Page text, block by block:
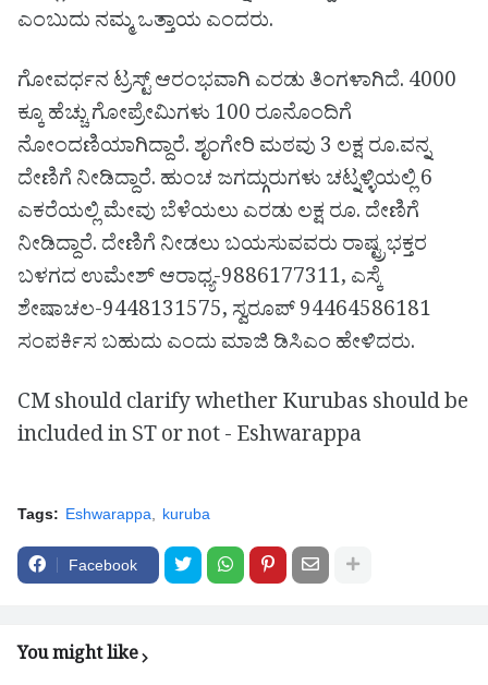
ಎಂಬುದು ನಮ್ಮ ಒತ್ತಾಯ ಎಂದರು.
ಗೋವರ್ಧನ ಟ್ರಸ್ಟ್ ಆರಂಭವಾಗಿ ಎರಡು ತಿಂಗಳಾಗಿದೆ. 4000
ಕ್ಕೂ ಹೆಚ್ಚು ಗೋಪ್ರೇಮಿಗಳು 100 ರೂನೊಂದಿಗೆ
ನೋಂದಣಿಯಾಗಿದ್ದಾರೆ. ಶೃಂಗೇರಿ ಮಠವು 3 ಲಕ್ಷ ರೂ.ವನ್ನ
ದೇಣಿಗೆ ನೀಡಿದ್ದಾರೆ. ಹುಂಚ ಜಗದ್ಗುರುಗಳು ಚಟ್ನಳ್ಳಿಯಲ್ಲಿ 6
ಎಕರೆಯಲ್ಲಿ ಮೇವು ಬೆಳೆಯಲು ಎರಡು ಲಕ್ಷ ರೂ. ದೇಣಿಗೆ
ನೀಡಿದ್ದಾರೆ. ದೇಣಿಗೆ ನೀಡಲು ಬಯಸುವವರು ರಾಷ್ಟ್ರಭಕ್ತರ
ಬಳಗದ ಉಮೇಶ್ ಆರಾಧ್ಯ-9886177311, ಎಸ್ಕೆ
ಶೇಷಾಚಲ-9448131575, ಸ್ವರೂಪ್ 94464586181
ಸಂಪರ್ಕಿಸ ಬಹುದು ಎಂದು ಮಾಜಿ ಡಿಸಿಎಂ ಹೇಳಿದರು.
CM should clarify whether Kurubas should be
included in ST or not - Eshwarappa
Tags: Eshwarappa kuruba
Facebook
You might like